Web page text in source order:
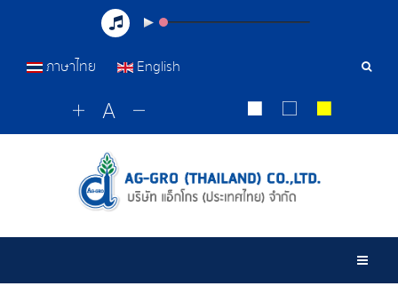
เครื่อ
ภาษาไทย English